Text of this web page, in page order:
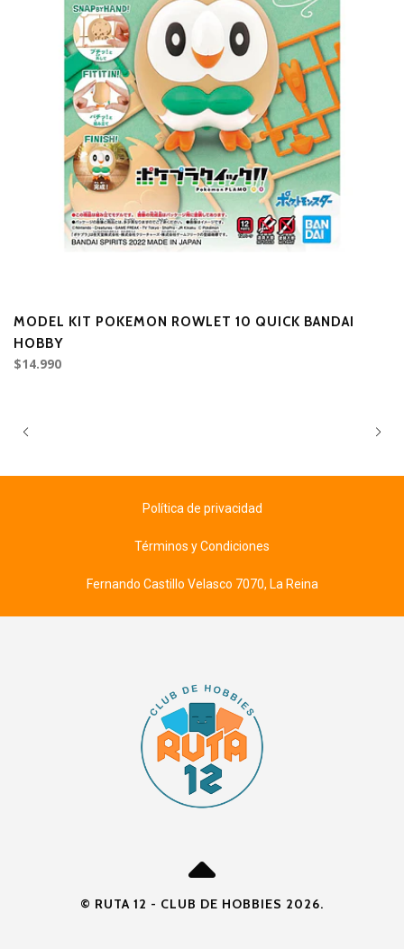
MODEL KIT POKEMON ROWLET 10 QUICK BANDAI
HOBBY
$14.990
Política de privacidad
Términos y Condiciones
Fernando Castillo Velasco 7070, La Reina
© RUTA 12 - CLUB DE HOBBIES 2026.